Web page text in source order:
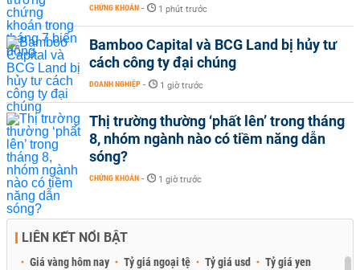
CHỨNG KHOÁN - 1 phút trước
Bamboo Capital và BCG Land bị hủy tư
cách công ty đại chúng
DOANH NGHIỆP - 1 giờ trước
Thị trường thường ‘phất lên’ trong tháng
8, nhóm ngành nào có tiềm năng dẫn
sóng?
CHỨNG KHOÁN - 1 giờ trước
LIÊN KẾT NỔI BẬT
Giá vàng hôm nay Tỷ giá ngoại tệ Tỷ giá usd Tỷ giá yen